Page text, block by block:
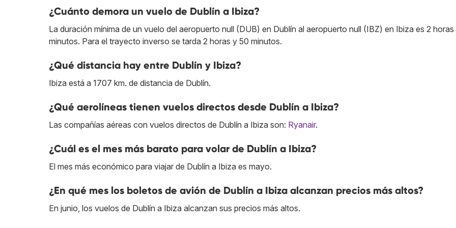
¿Cuánto demora un vuelo de Dublín a Ibiza?
La duración mínima de un vuelo del aeropuerto null (DUB) en Dublín al aeropuerto null (IBZ) en Ibiza es 2
minutos. Para el trayecto inverso se tarda 2 horas y 50 minutos.
¿Qué distancia hay entre Dublín y Ibiza?
Ibiza está a 1707 km. de distancia de Dublín.
¿Qué aerolíneas tienen vuelos directos desde Dublín a Ibiza?
Las compañías aéreas con vuelos directos de Dublín a Ibiza son: Ryanair.
¿Cuál es el mes más barato para volar de Dublín a Ibiza?
El mes más económico para viajar de Dublín a Ibiza es mayo.
¿En qué mes los boletos de avión de Dublín a Ibiza alcanzan precios más altos?
En junio, los vuelos de Dublín a Ibiza alcanzan sus precios más altos.